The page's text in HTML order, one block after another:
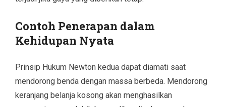
Contoh Penerapan dalam
Kehidupan Nyata
Prinsip Hukum Newton kedua dapat diamati saat
mendorong benda dengan massa berbeda. Mendorong
keranjang belanja kosong akan menghasilkan